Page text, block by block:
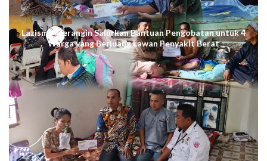
Lazismu Merangin Salurkan Bantuan Pengobatan untuk 4
Warga yang Berjuang Lawan Penyakit Berat